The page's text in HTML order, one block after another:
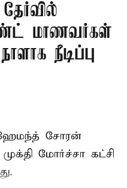
மாணவர்கள்
நீடிப்பு
ஹேமந்த் சோரன்
மோர்ச்சா கட்சி